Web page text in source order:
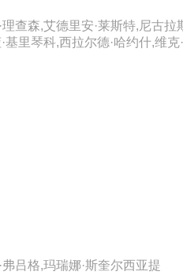
查森,艾德里安·莱斯特,尼古
基里琴科,西拉尔德·哈约什,维
弗吕格,玛瑞娜·斯奎尔西亚提